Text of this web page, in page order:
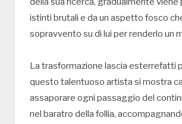
istinti brutali e da un aspetto fosco
sopravvento su di lui per renderlo un
La trasformazione lascia esterrefatti
questo talentuoso artista si mostra
assaporare ogni passaggio del
nel baratro della follia,